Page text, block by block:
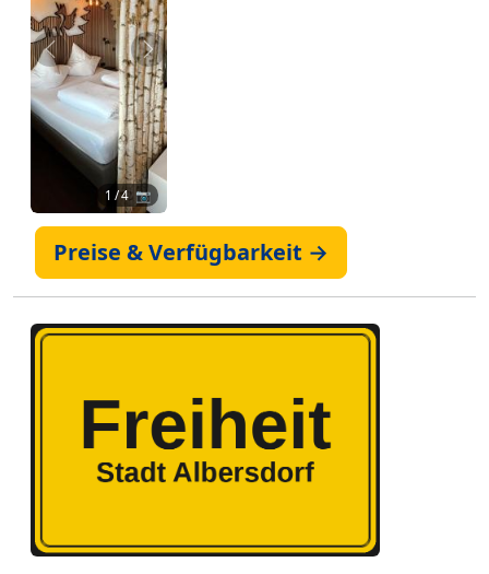
Zurück Weiter
1 / 4 📷
Preise & Verfügbarkeit →